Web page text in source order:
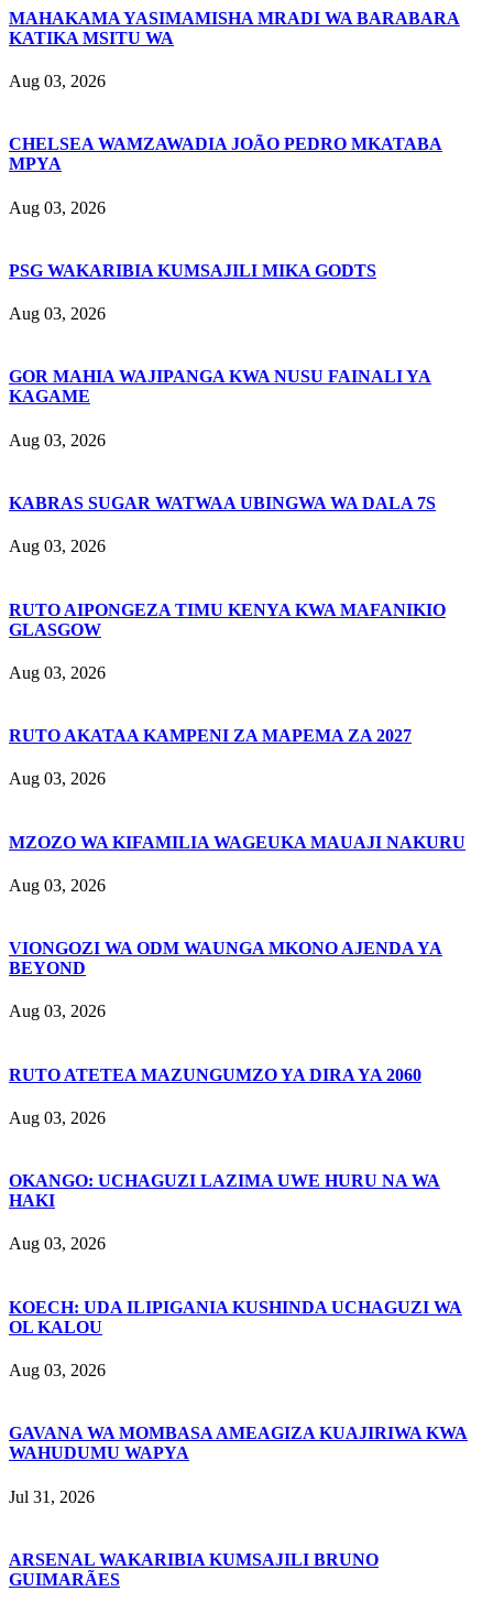
MAHAKAMA YASIMAMISHA MRADI WA BARABARA
KATIKA MSITU WA
Aug 03, 2026
CHELSEA WAMZAWADIA JOÃO PEDRO MKATABA
MPYA
Aug 03, 2026
PSG WAKARIBIA KUMSAJILI MIKA GODTS
Aug 03, 2026
GOR MAHIA WAJIPANGA KWA NUSU FAINALI YA
KAGAME
Aug 03, 2026
KABRAS SUGAR WATWAA UBINGWA WA DALA 7S
Aug 03, 2026
RUTO AIPONGEZA TIMU KENYA KWA MAFANIKIO
GLASGOW
Aug 03, 2026
RUTO AKATAA KAMPENI ZA MAPEMA ZA 2027
Aug 03, 2026
MZOZO WA KIFAMILIA WAGEUKA MAUAJI NAKURU
Aug 03, 2026
VIONGOZI WA ODM WAUNGA MKONO AJENDA YA
BEYOND
Aug 03, 2026
RUTO ATETEA MAZUNGUMZO YA DIRA YA 2060
Aug 03, 2026
OKANGO: UCHAGUZI LAZIMA UWE HURU NA WA
HAKI
Aug 03, 2026
KOECH: UDA ILIPIGANIA KUSHINDA UCHAGUZI WA
OL KALOU
Aug 03, 2026
GAVANA WA MOMBASA AMEAGIZA KUAJIRIWA KWA
WAHUDUMU WAPYA
Jul 31, 2026
ARSENAL WAKARIBIA KUMSAJILI BRUNO
GUIMARÃES